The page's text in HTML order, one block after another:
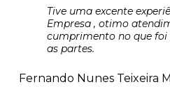
Tive uma excente
Empresa , otimo
cumprimento no que
as partes.
Fernando Nunes Teixeira